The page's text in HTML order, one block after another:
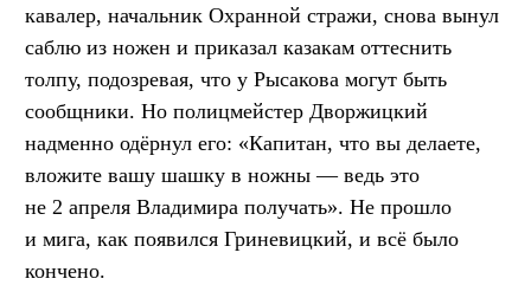
кавалер, начальник Охранной стражи, снова вынул
саблю из ножен и приказал казакам оттеснить
толпу, подозревая, что у Рысакова могут быть
сообщники. Но полицмейстер Дворжицкий
надменно одёрнул его: «Капитан, что вы делаете,
вложите вашу шашку в ножны — ведь это
не 2 апреля Владимира получать». Не прошло
и мига, как появился Гриневицкий, и всё было
кончено.